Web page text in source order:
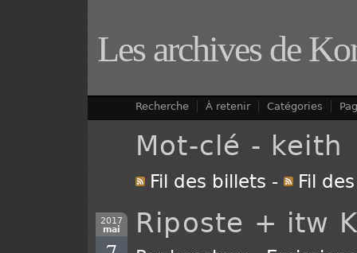
Les archives de
Recherche À retenir Catégories
Mot-clé - keith
Fil des billets - Fil
2017
mai
Riposte + itw